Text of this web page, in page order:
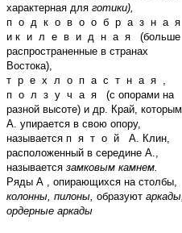
характерная для готики),
подковообразная
и килевидная
(больше
распространенные в странах
Востока),
трехлопастная
ползучая
(с опорами на
разной высоте) и др. Край, которым
А. упирается в свою опору,
называется пятой
А. Клин,
расположенный в середине А.
называется замковым камнем.
Ряды А
опирающихся на столбы,
колонны, пилоны, образуют аркады,
ордерные аркады